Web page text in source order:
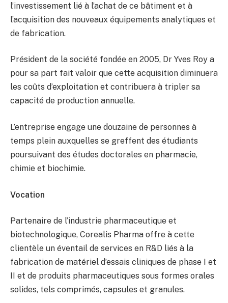
l’investissement lié à l’achat de ce bâtiment et à
l’acquisition des nouveaux équipements analytiques et
de fabrication.
Président de la société fondée en 2005, Dr Yves Roy a
pour sa part fait valoir que cette acquisition diminuera
les coûts d’exploitation et contribuera à tripler sa
capacité de production annuelle.
L’entreprise engage une douzaine de personnes à
temps plein auxquelles se greffent des étudiants
poursuivant des études doctorales en pharmacie,
chimie et biochimie.
Vocation
Partenaire de l’industrie pharmaceutique et
biotechnologique, Corealis Pharma offre à cette
clientèle un éventail de services en R&D liés à la
fabrication de matériel d’essais cliniques de phase I et
II et de produits pharmaceutiques sous formes orales
solides, tels comprimés, capsules et granules.